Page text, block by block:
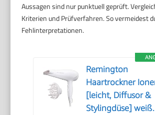
Aussagen sind nur punktuell geprüft.
Kriterien und Prüfverfahren. So vermeidest
Fehlinterpretationen.
Remington
Haartrockner
[leicht, Diffusor &
Stylingdüse] weiß